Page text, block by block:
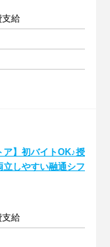
給
ア】初バイトOK♪授
しやすい融通シフ
給